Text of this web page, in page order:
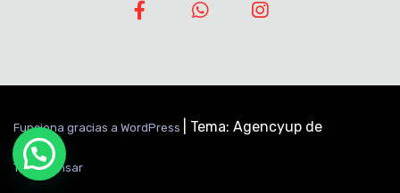
Funciona gracias a WordPress Tema: Agencyup de
Themeansar